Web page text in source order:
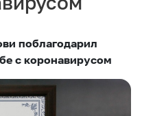
поблагодарил
с коронавирусом